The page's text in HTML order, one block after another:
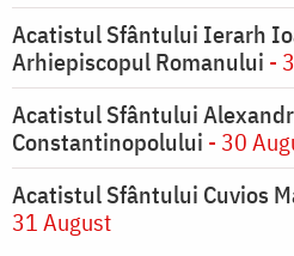
Acatistul Sfântului Ierarh
Arhiepiscopul Romanului -
Acatistul Sfântului
Constantinopolului - 30
Acatistul Sfântului Cuvios
31 August